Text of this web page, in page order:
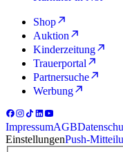
Shop
Auktion
Kinderzeitung
Trauerportal
Partnersuche
Werbung
ImpressumAGB
EinstellungenPush-